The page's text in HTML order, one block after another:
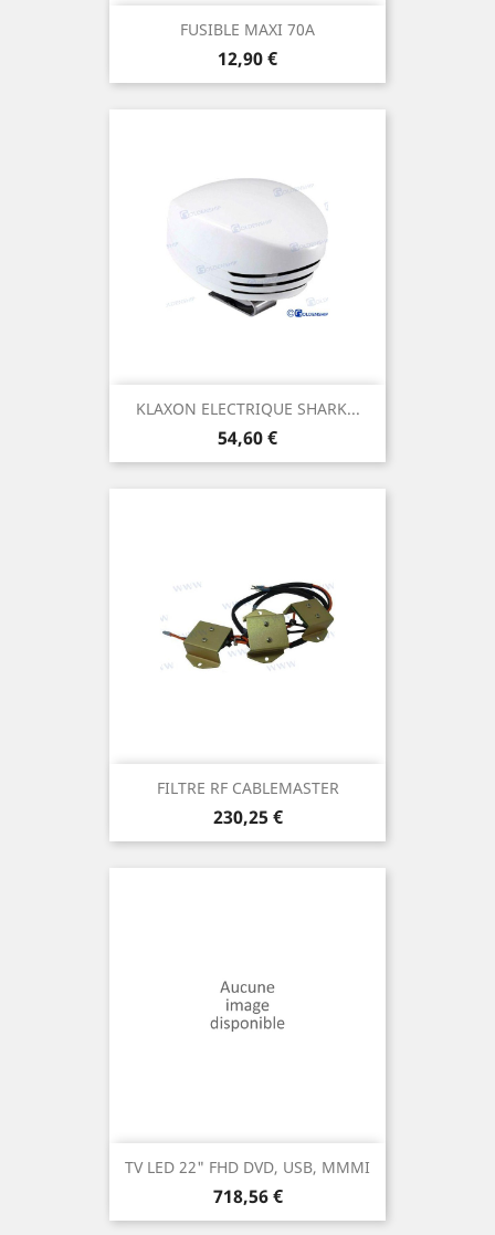
FUSIBLE MAXI 70A
Prix
12,90 €
KLAXON ELECTRIQUE SHARK...
Prix
54,60 €
FILTRE RF CABLEMASTER
Prix
230,25 €
TV LED 22" FHD DVD, USB, MMMI
Prix
718,56 €